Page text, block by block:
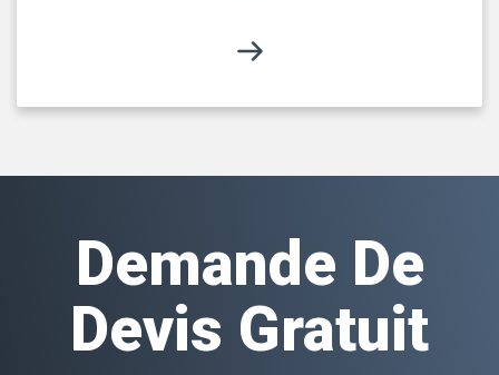
Demande De
Devis Gratuit